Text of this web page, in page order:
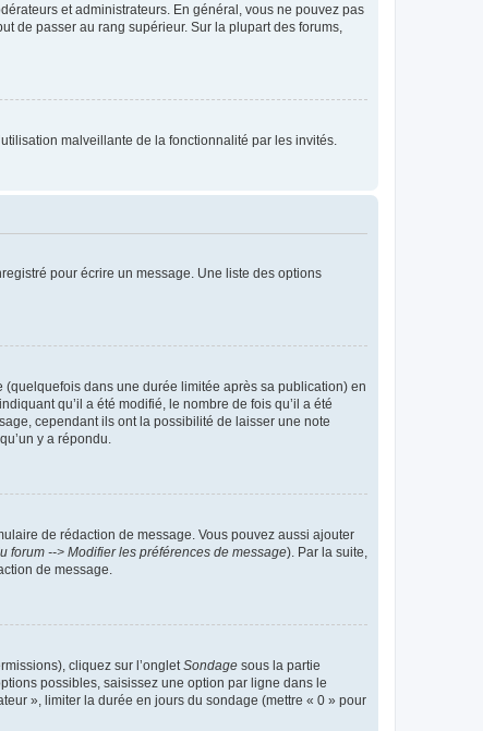
et administrateurs. En général, vous ne pouvez pas
de passer au rang supérieur. Sur la plupart des forums,
malveillante de la fonctionnalité par les invités.
pour écrire un message. Une liste des options
dans une durée limitée après sa publication) en
qu’il a été modifié, le nombre de fois qu’il a été
cependant ils ont la possibilité de laisser une note
y a répondu.
de rédaction de message. Vous pouvez aussi ajouter
forum --> Modifier les préférences de message). Par la suite,
de message.
cliquez sur l’onglet Sondage sous la partie
possibles, saisissez une option par ligne dans le
», limiter la durée en jours du sondage (mettre « 0 » pour